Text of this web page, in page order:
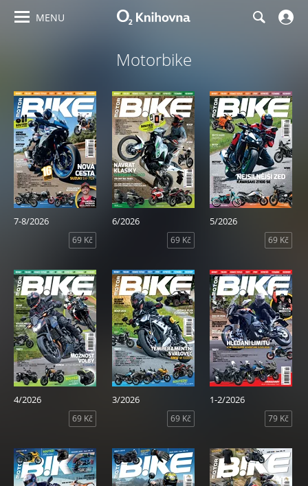
MENU
Motorbike
7-8/2026
69 Kč
6/2026
69 Kč
5/2026
69 Kč
4/2026
69 Kč
3/2026
69 Kč
1-2/2026
79 Kč